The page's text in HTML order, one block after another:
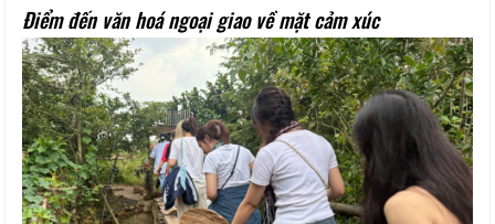
Điểm đến văn hoá ngoại giao về mặt cảm xúc